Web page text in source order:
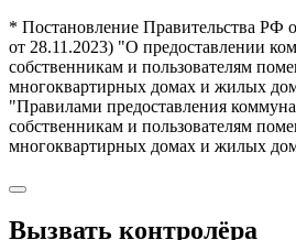
* Постановление Правительства РФ
от 28.11.2023) "О предоставлении
собственникам и пользователям
многоквартирных домах и жилых
"Правилами предоставления
собственникам и пользователям
многоквартирных домах и жилых
Вызвать контролёра